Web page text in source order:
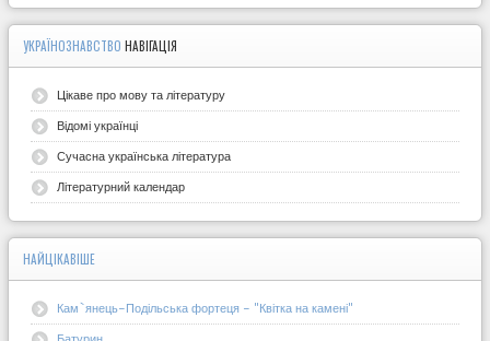
УКРАЇНОЗНАВСТВО НАВІГАЦІЯ
Цікаве про мову та літературу
Відомі українці
Сучасна українська література
Літературний календар
НАЙЦІКАВІШЕ
Кам`янець-Подільська фортеця - "Квітка на камені"